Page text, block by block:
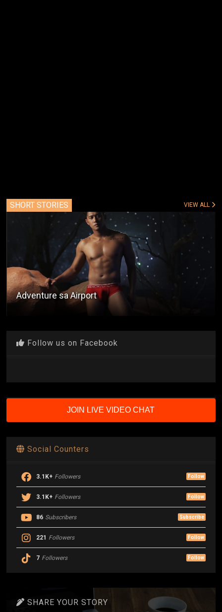
SHORT STORIES VIEW ALL
Adventure sa Airport
Follow us on Facebook
JOIN LIVE VIDEO CHAT
Social Counters
3.1K+ Followers Follow
3.1K+ Followers Follow
86 Subscribers Subscribe
221 Followers Follow
7 Followers Follow
SHARE YOUR STORY